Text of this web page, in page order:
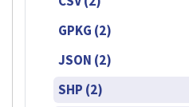
GPKG (2)
JSON (2)
SHP (2)